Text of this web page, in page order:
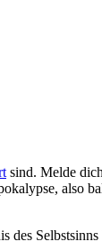
sind. Melde
also
des